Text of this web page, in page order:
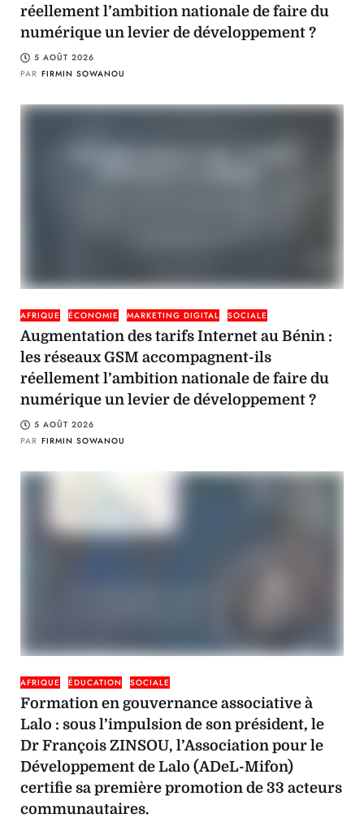
réellement l’ambition nationale de faire du
numérique un levier de développement ?
5 AOÛT 2026
PAR FIRMIN SOWANOU
AFRIQUE ÉCONOMIE MARKETING DIGITAL SOCIALE
Augmentation des tarifs Internet au Bénin :
les réseaux GSM accompagnent-ils
réellement l’ambition nationale de faire du
numérique un levier de développement ?
5 AOÛT 2026
PAR FIRMIN SOWANOU
AFRIQUE ÉDUCATION SOCIALE
Formation en gouvernance associative à
Lalo : sous l’impulsion de son président, le
Dr François ZINSOU, l’Association pour le
Développement de Lalo (ADeL-Mifon)
certifie sa première promotion de 33 acteurs
communautaires.